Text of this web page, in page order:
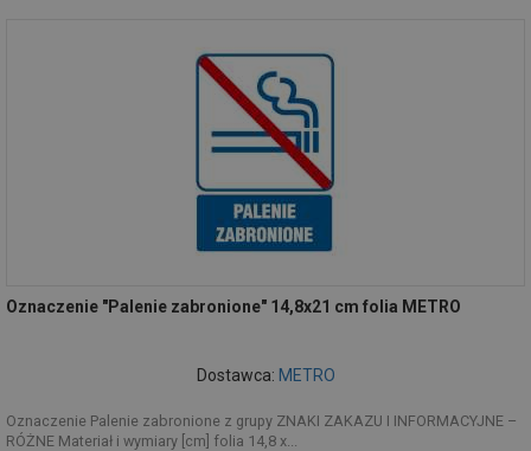
Oznaczenie "Palenie zabronione" 14,8x21 cm folia METRO
Dostawca: METRO
Oznaczenie Palenie zabronione z grupy ZNAKI ZAKAZU I INFORMACYJNE –
RÓŻNE Materiał i wymiary [cm] folia 14,8 x...